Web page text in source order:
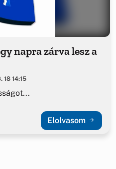
napra zárva lesz a
18 14:15
Elolvasom